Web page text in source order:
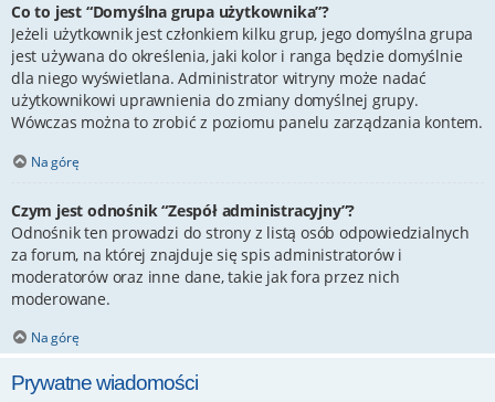
Co to jest “Domyślna grupa użytkownika”?
Jeżeli użytkownik jest członkiem kilku grup, jego domyślna grupa
jest używana do określenia, jaki kolor i ranga będzie domyślnie
dla niego wyświetlana. Administrator witryny może nadać
użytkownikowi uprawnienia do zmiany domyślnej grupy.
Wówczas można to zrobić z poziomu panelu zarządzania kontem.
Na górę
Czym jest odnośnik “Zespół administracyjny”?
Odnośnik ten prowadzi do strony z listą osób odpowiedzialnych
za forum, na której znajduje się spis administratorów i
moderatorów oraz inne dane, takie jak fora przez nich
moderowane.
Na górę
Prywatne wiadomości